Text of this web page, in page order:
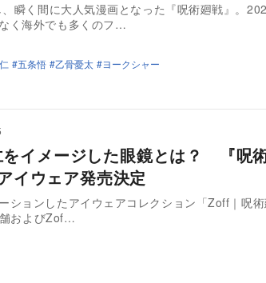
瞬く間に大人気漫画となった『呪術廻戦』。
く海外でも多くのフ…
五条悟 乙骨憂太 ヨークシャー
イメージした眼鏡とは？ 『呪術
イウェア発売決定
ションしたアイウェアコレクション「Zoff｜呪
およびZof…